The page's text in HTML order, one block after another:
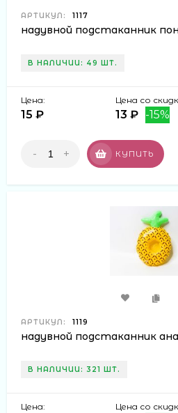
АРТИКУЛ: 1117
надувной подстаканник
В НАЛИЧИИ: 49 ШТ.
Цена:
15 ₽
Цена со
13 ₽ -15%
- + КУПИТЬ
АРТИКУЛ: 1119
надувной подстаканник
В НАЛИЧИИ: 321 ШТ.
Цена: Цена со